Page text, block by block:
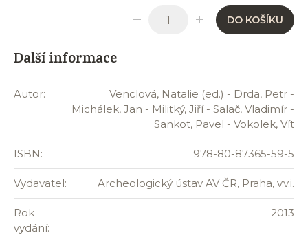
DO KOŠÍKU
Další informace
Autor:
Venclová, Natalie (ed.) - Drda, Petr -
Michálek, Jan - Militký, Jiří - Salač, Vladimír -
Sankot, Pavel - Vokolek, Vít
ISBN: 978-80-87365-59-5
Vydavatel: Archeologický ústav AV ČR, Praha, v.v.i.
Rok
vydání:
2013